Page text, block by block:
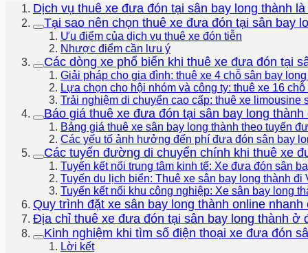
Dịch vụ thuê xe đưa đón tại sân bay long thành
Tại sao nên chọn thuê xe đưa đón tại sân bay
Ưu điểm của dịch vụ thuê xe đón tiễn
Nhược điểm cần lưu ý
Các dòng xe phổ biến khi thuê xe đưa đón tại
Giải pháp cho gia đình: thuê xe 4 chỗ sân bay
Lựa chọn cho hội nhóm và công ty: thuê xe 16
Trải nghiệm di chuyển cao cấp: thuê xe
Báo giá thuê xe đưa đón tại sân bay long
Bảng giá thuê xe sân bay long thành theo tuyến
Các yếu tố ảnh hưởng đến phí đưa đón sân bay
Các tuyến đường di chuyển chính khi thuê xe
Tuyến kết nối trung tâm kinh tế: Xe đưa đón sân
Tuyến du lịch biển: Thuê xe sân bay long thành đi
Tuyến kết nối khu công nghiệp: Xe sân bay long
Quy trình đặt xe sân bay long thành online nhanh
Địa chỉ thuê xe đưa đón tại sân bay long thành ở
Kinh nghiệm khi tìm số điện thoại xe đưa đón
Lời kết